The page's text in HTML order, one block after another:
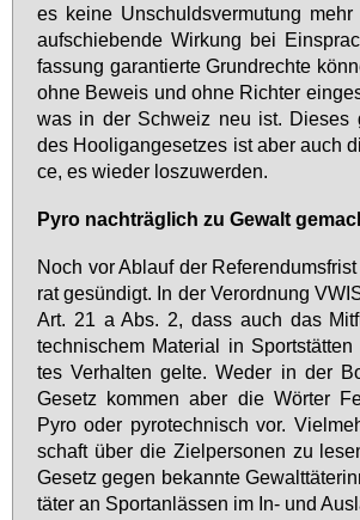
es kei­ne Un­schulds­ver­mu­tung
auf­schie­ben­de Wir­kung bei
fas­sung ga­ran­tier­te Grund­rech­te
oh­ne Be­weis und oh­ne Rich­ter
was in der Schweiz neu ist. Die­ses
des Hoo­lig­an­ge­set­zes ist aber auch
ce, es wie­der los­zu­wer­den.
Py­ro nach­träg­lich zu Ge­walt
Noch vor Ab­lauf der
rat ge­sün­digt. In der Ver­ord­nung
Art. 21 a Abs. 2, dass auch das
tech­ni­schem Ma­te­ri­al in
tes Ver­hal­ten gel­te. We­der in der
Ge­setz kom­men aber die Wör­ter
Py­ro oder py­ro­tech­nisch vor.
schaft über die Ziel­per­so­nen zu
Ge­setz ge­gen be­kann­te
tä­ter an Sport­an­läs­sen im In- und